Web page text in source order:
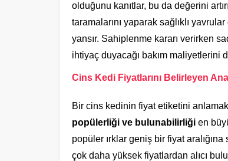
olduğunu kanıtlar, bu da değerini
taramalarını yaparak sağlıklı
yansır. Sahiplenme kararı verirken
ihtiyaç duyacağı bakım maliyetlerini
Cins Kedi Fiyatlarını Belirleyen
Bir cins kedinin fiyat etiketini
popülerliği ve bulunabilirliği en
popüler ırklar geniş bir fiyat
çok daha yüksek fiyatlardan alıcı